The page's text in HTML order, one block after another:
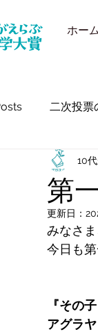
ホー
二次投票
二次投票の推薦
第
10
更新日：
みなさ
今日も
『その
アグラ